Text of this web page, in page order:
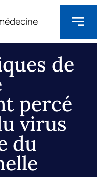
de
percé
virus
du